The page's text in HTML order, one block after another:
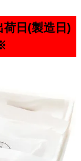
日(製造日)